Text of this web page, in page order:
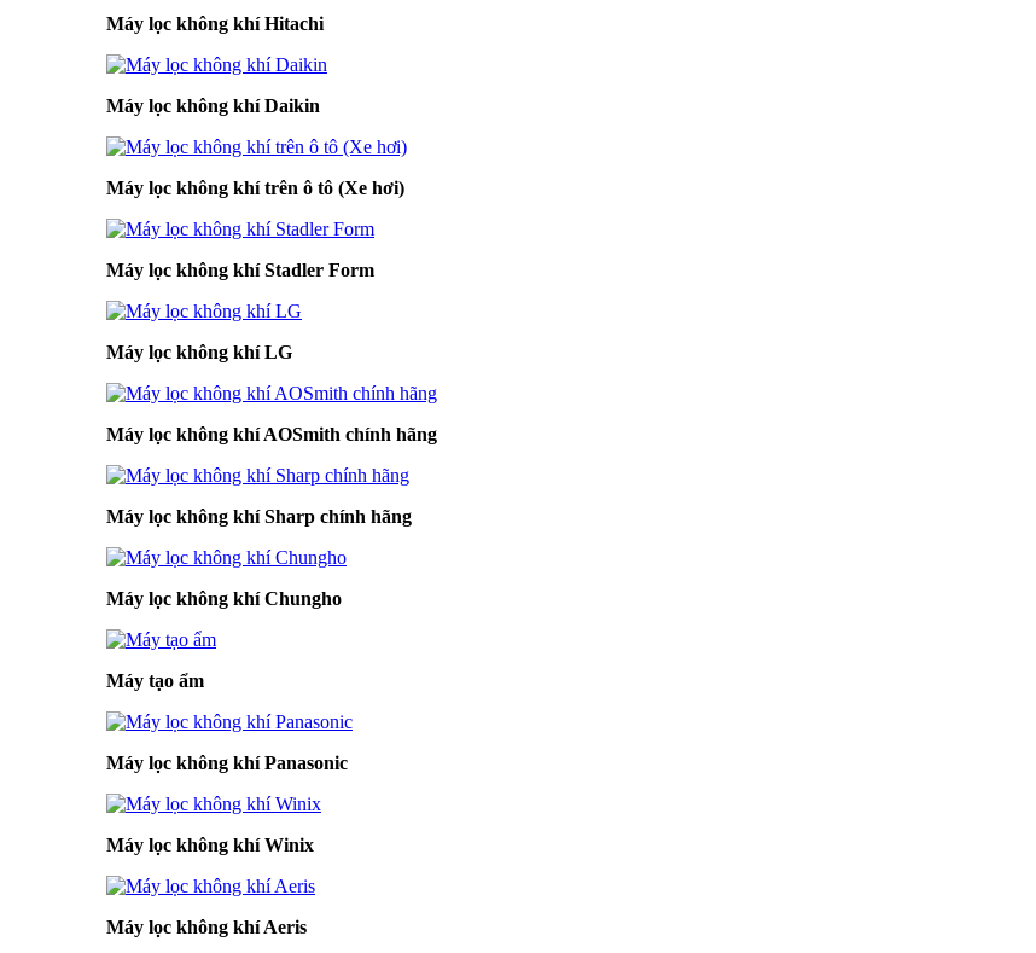
Máy lọc không khí Hitachi
Máy lọc không khí Daikin
Máy lọc không khí trên ô tô (Xe hơi)
Máy lọc không khí Stadler Form
Máy lọc không khí LG
Máy lọc không khí AOSmith chính hãng
Máy lọc không khí Sharp chính hãng
Máy lọc không khí Chungho
Máy tạo ẩm
Máy lọc không khí Panasonic
Máy lọc không khí Winix
Máy lọc không khí Aeris